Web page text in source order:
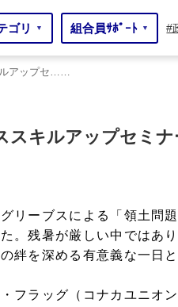
ゴリ ▼ 組合員ｻﾎﾟｰﾄ ▼
ルアップセ……
スキルアップセミナ
ーブスによる「領土問
。残暑が厳しい中ではあ
絆を深める有意義な一日と
ラッグ（コナカユニオ